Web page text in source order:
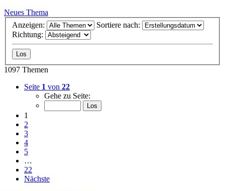
Neues Thema
Anzeigen:
Sortiere nach:
Richtung:
1097 Themen
Seite 1 von 22
Gehe zu Seite:
1
2
3
4
5
…
22
Nächste